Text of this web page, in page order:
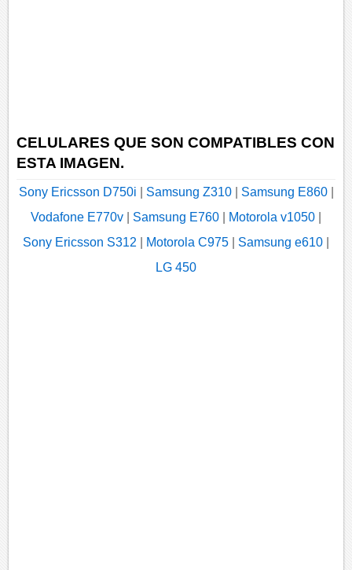
CELULARES QUE SON COMPATIBLES CON
ESTA IMAGEN.
Sony Ericsson D750i Samsung Z310| Samsung E860|
Vodafone E770v
Samsung E760 Motorola v1050
Sony Ericsson S312
Motorola C975 Samsung e610
LG 450